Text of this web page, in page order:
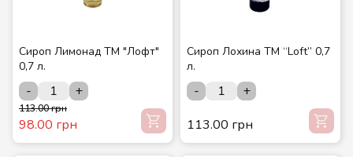
Сироп Лимонад ТМ "Лофт"
0,7 л.
- +
113.00 грн
98.00 грн
Сироп Лохина ТМ “Loft” 0,7
л.
-
+
113.00 грн